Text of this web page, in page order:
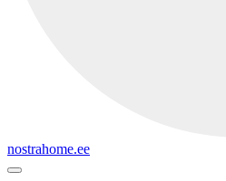
nostrahome.ee